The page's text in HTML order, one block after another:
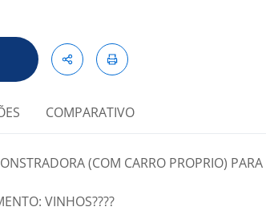
COMPARATIVO
(COM CARRO PROPRIO) PARA
VINHOS????